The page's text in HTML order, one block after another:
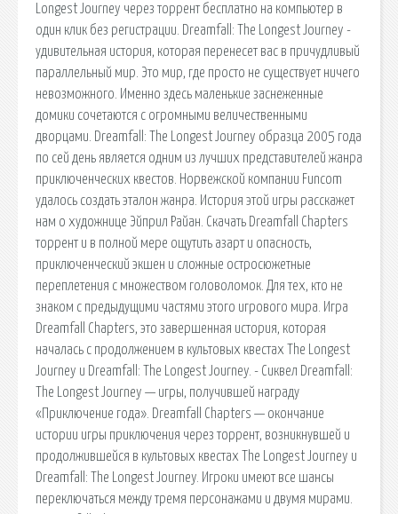
Longest Journey через торрент бесплатно на компьютер в
один клик без регистрации. Dreamfall: The Longest Journey -
удивительная история, которая перенесет вас в причудливый
параллельный мир. Это мир, где просто не существует ничего
невозможного. Именно здесь маленькие заснеженные
домики сочетаются с огромными величественными
дворцами. Dreamfall: The Longest Journey образца 2005 года
по сей день является одним из лучших представителей жанра
приключенческих квестов. Норвежской компании Funcom
удалось создать эталон жанра. История этой игры расскажет
нам о художнице Эйприл Райан. Скачать Dreamfall Chapters
торрент и в полной мере ощутить азарт и опасность,
приключенческий экшен и сложные остросюжетные
переплетения с множеством головоломок. Для тех, кто не
знаком с предыдущими частями этого игрового мира. Игра
Dreamfall Chapters, это завершенная история, которая
началась с продолжением в культовых квестах The Longest
Journey и Dreamfall: The Longest Journey. - Сиквел Dreamfall:
The Longest Journey — игры, получившей награду
«Приключение года». Dreamfall Chapters — окончание
истории игры приключения через торрент, возникнувшей и
продолжившейся в культовых квестах The Longest Journey и
Dreamfall: The Longest Journey. Игроки имеют все шансы
переключаться между тремя персонажами и двумя мирами.